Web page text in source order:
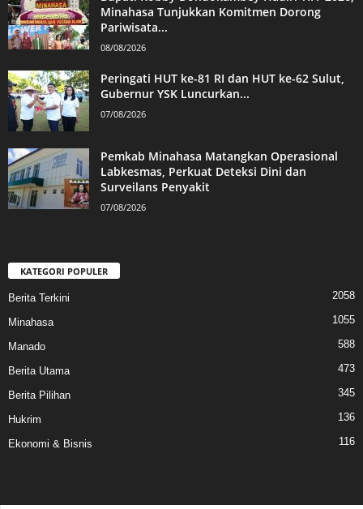
Minahasa Tunjukkan Komitmen Dorong
Pariwisata...
08/08/2026
Peringati HUT ke-81 RI dan HUT ke-62 Sulut,
Gubernur YSK Luncurkan...
07/08/2026
Pemkab Minahasa Matangkan Operasional
Labkesmas, Perkuat Deteksi Dini dan
Surveilans Penyakit
07/08/2026
KATEGORI POPULER
Berita Terkini 2058
Minahasa 1055
Manado 588
Berita Utama 473
Berita Pilihan 345
Hukrim 136
Ekonomi & Bisnis 116